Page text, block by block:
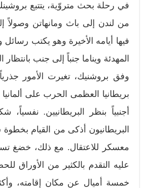
في رحلة بحث متروّية، يتتبع
من لندن إلى باث ومانهاتن وصولاً
فيها أيامه الأخيرة وهو يكتب
المهدئة ويناما جنباً إلى جنب بانتظار
بريطانيا العظمى الحرب على
أجنبياً بنظر البريطانيين.
البريطانيون أذكى من القيام
معسكر للاعتقال. مع ذلك، خضغ
عليه التقدم بالكثير من الأوراق
خمسة أميال عن مكان إقامته،